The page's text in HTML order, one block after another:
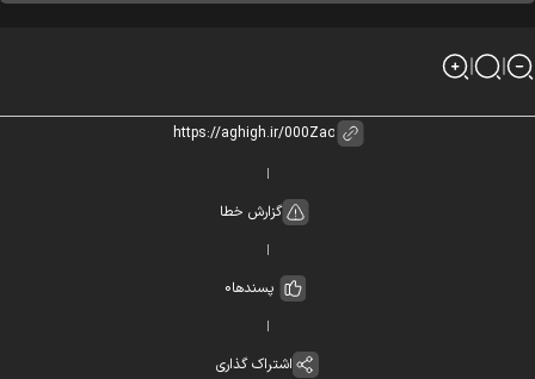
گزارش خطا
پسندها0
اشتراک گذاری